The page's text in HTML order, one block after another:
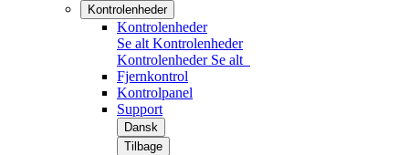
Kontrolenheder
Kontrolenheder
Se alt Kontrolenheder
Kontrolenheder Se alt
Fjernkontrol
Kontrolpanel
Support
Dansk
Tilbage